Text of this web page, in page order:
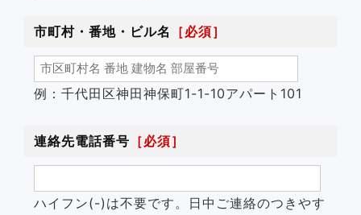
市町村・番地・ビル名 ［必須］
例：千代田区神田神保町1-1-10アパート101
連絡先電話番号 ［必須］
ハイフン(-)は不要です。日中ご連絡のつきやす